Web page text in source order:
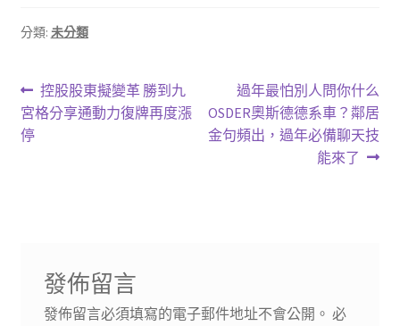
分類: 未分類
文
章
上
一
控股股東擬變革 勝到九
宮格分享通動力復牌再度漲
停
下
一
篇
過年最怕別人問你什么
OSDER奧斯德德系車？鄰居
金句頻出，過年必備聊天技
能來了
發佈留言
發佈留言必須填寫的電子郵件地址不會公開。 必